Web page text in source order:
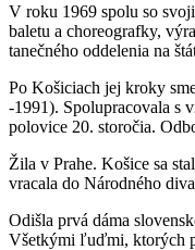
V roku 1969 spolu so
baletu a choreografky,
tanečného oddelenia na
Po Košiciach jej kroky
-1991). Spolupracovala s
polovice 20. storočia.
Žila v Prahe. Košice sa
vracala do Národného
Odišla prvá dáma
Všetkými ľuďmi, ktorých